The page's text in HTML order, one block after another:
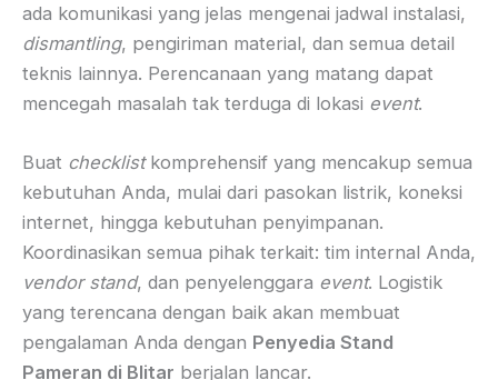
ada komunikasi yang jelas mengenai jadwal instalasi,
dismantling, pengiriman material, dan semua detail
teknis lainnya. Perencanaan yang matang dapat
mencegah masalah tak terduga di lokasi event.
Buat checklistkomprehensif yang mencakup semua
kebutuhan Anda, mulai dari pasokan listrik, koneksi
internet, hingga kebutuhan penyimpanan.
Koordinasikan semua pihak terkait: tim internal Anda,
vendor stand, dan penyelenggara event. Logistik
yang terencana dengan baik akan membuat
pengalaman Anda dengan Penyedia Stand
Pameran di Blitar berjalan lancar.